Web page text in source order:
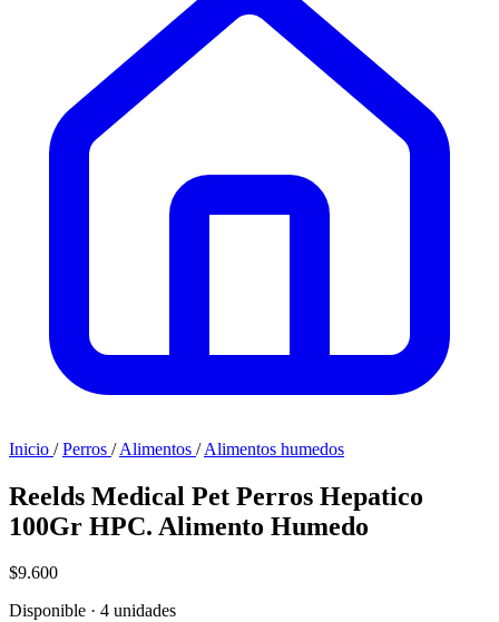
Inicio / Perros / Alimentos / Alimentos humedos
Reelds Medical Pet Perros Hepatico
100Gr HPC. Alimento Humedo
$9.600
Disponible · 4 unidades